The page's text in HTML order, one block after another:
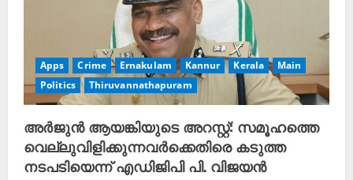
i
n
g
Apps Crime Ernakulam Kannur Kerala
Main
Politics
Thiruvannathapuram
അർജുൻ ആയങ്കിയുടെ അറസ്റ്റ്: സമൂഹത്തെ
വെല്ലുവിളിക്കുന്നവർക്കെതിരെ കടുത്ത
നടപടിയെന്ന് എഡിജിപി പി. വിജയൻ